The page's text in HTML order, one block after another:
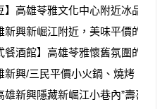
】高雄苓雅文化中心附近冰品甜
新興新崛江附近，美味平價的暖
餐酒館】高雄苓雅懷舊氛圍的美
新興/三民平價小火鍋、燒烤、串
雄新興隱藏新崛江小巷內”壽喜